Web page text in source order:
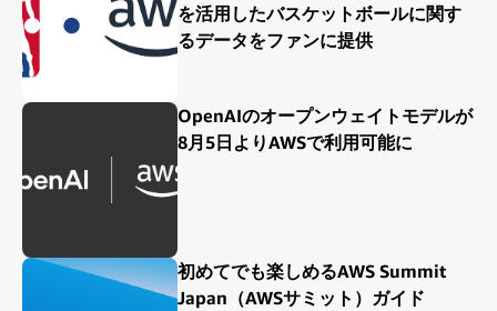
を活用したバスケットボールに関す
るデータをファンに提供
OpenAIのオープンウェイトモデルが
8月5日よりAWSで利用可能に
初めてでも楽しめるAWS Summit
Japan（AWSサミット）ガイド